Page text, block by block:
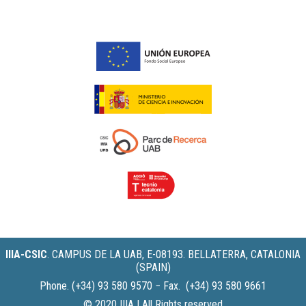
IIIA-CSIC. CAMPUS DE LA UAB, E-08193. BELLATERRA, CATALONIA
(SPAIN)
Phone. (+34) 93 580 9570 − Fax. (+34) 93 580 9661